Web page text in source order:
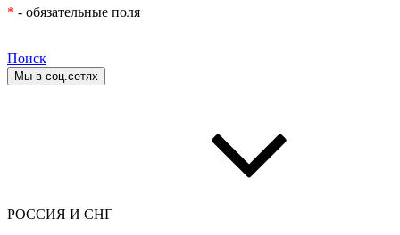
* - обязательные поля
Поиск
Мы в соц.сетях
РОССИЯ И СНГ